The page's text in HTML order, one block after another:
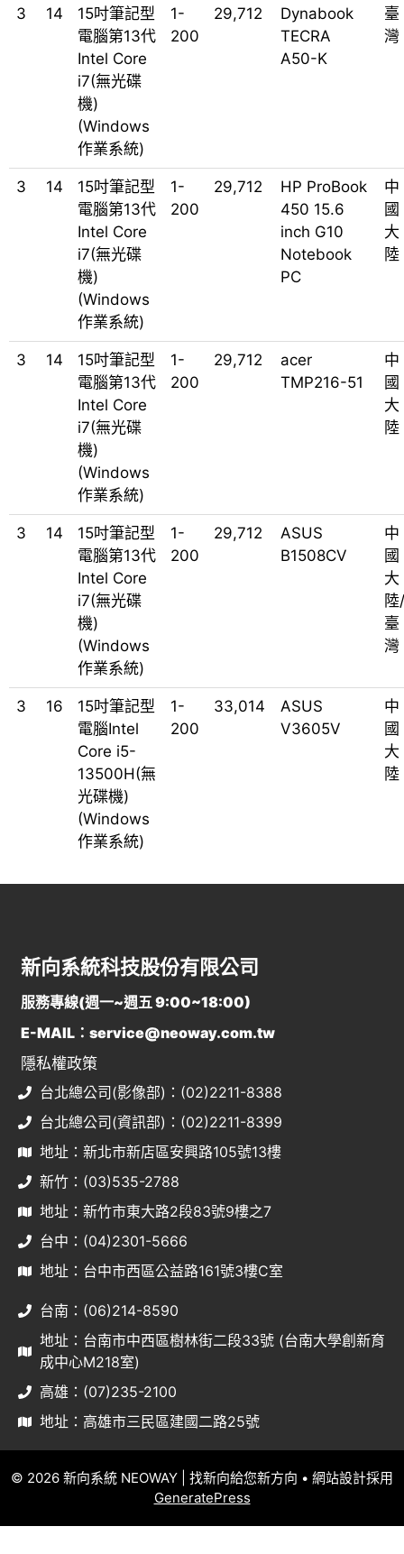
3 14
15吋筆記型
電腦第13代
Intel Core
i7(無光碟
機)
(Windows
作業系統)
1-
200
29,712
Dynabook
TECRA
A50-K
臺
灣
3 14
15吋筆記型
電腦第13代
Intel Core
i7(無光碟
機)
(Windows
作業系統)
1-
200
29,712
HP ProBook
450 15.6
inch G10
Notebook
PC
中
國
大
陸
3 14
15吋筆記型
電腦第13代
Intel Core
i7(無光碟
機)
(Windows
作業系統)
1-
200
29,712
acer
TMP216-51
中
國
大
陸
3 14
15吋筆記型
電腦第13代
Intel Core
i7(無光碟
機)
(Windows
作業系統)
1-
200
29,712
ASUS
B1508CV
中
國
大
陸/
臺
灣
3 16
15吋筆記型
電腦Intel
Core i5-
13500H(無
光碟機)
(Windows
作業系統)
1-
200
33,014
ASUS
V3605V
中
國
大
陸
新向系統科技股份有限公司
服務專線(週一~週五 9:00~18:00)
E-MAIL：service@neoway.com.tw
隱私權政策
台北總公司(影像部)：(02)2211-8388
台北總公司(資訊部)：(02)2211-8399
地址：新北市新店區安興路105號13樓
新竹：(03)535-2788
地址：新竹市東大路2段83號9樓之7
台中：(04)2301-5666
地址：台中市西區公益路161號3樓C室
台南：(06)214-8590
地址：台南市中西區樹林街二段33號 (台南大學創新育
成中心M218室)
高雄：(07)235-2100
地址：高雄市三民區建國二路25號
© 2026 新向系統 NEOWAY | 找新向給您新方向 • 網站設計採用
GeneratePress